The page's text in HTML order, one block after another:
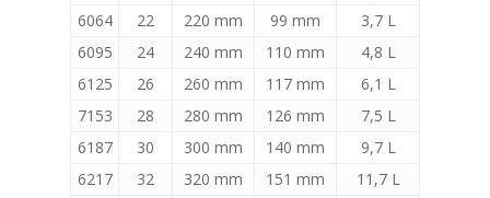
6064
22 220 mm 99 mm
3,7 L
6095
24 240 mm 110 mm
4,8 L
6125
26 260 mm 117 mm
6,1 L
7153
28 280 mm 126 mm
7,5 L
6187
30 300 mm 140 mm
9,7 L
6217
32 320 mm 151 mm
11,7 L